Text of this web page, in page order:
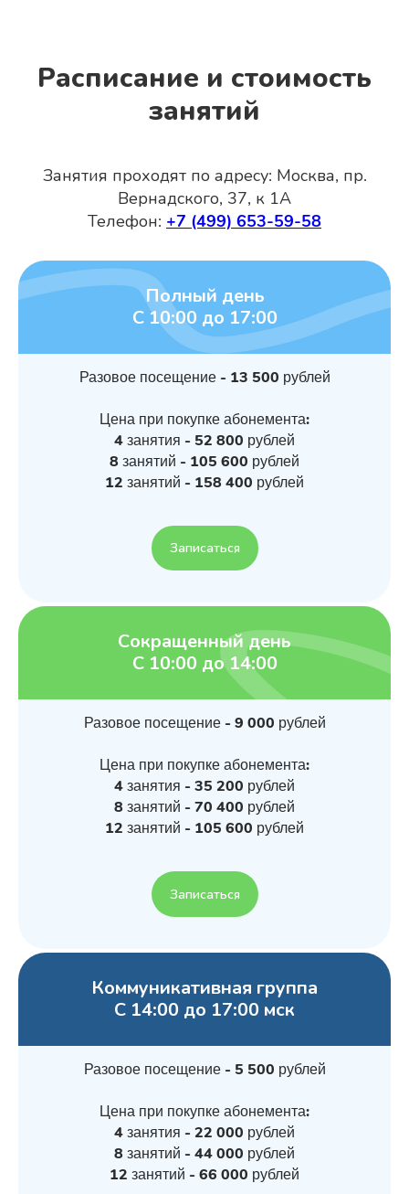
Расписание и стоимость
занятий
Занятия проходят по адресу: Москва, пр.
Вернадского, 37, к 1А
Телефон: +7 (499) 653-59-58
Полный день
С 10:00 до 17:00
Разовое посещение - 13 500 рублей
Цена при покупке абонемента:
4 занятия - 52 800 рублей
8 занятий - 105 600 рублей
12 занятий - 158 400 рублей
Записаться
Сокращенный день
С 10:00 до 14:00
Разовое посещение - 9 000 рублей
Цена при покупке абонемента:
4 занятия - 35 200 рублей
8 занятий - 70 400 рублей
12 занятий - 105 600 рублей
Записаться
Коммуникативная группа
С 14:00 до 17:00 мск
Разовое посещение - 5 500 рублей
Цена при покупке абонемента:
4 занятия - 22 000 рублей
8 занятий - 44 000 рублей
12 занятий - 66 000 рублей